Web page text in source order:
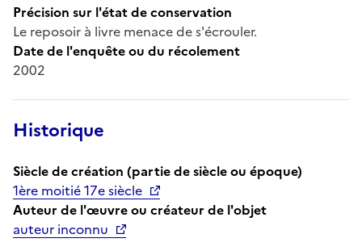
Précision sur l'état de conservation
Le reposoir à livre menace de s'écrouler.
Date de l'enquête ou du récolement
2002
Historique
Siècle de création (partie de siècle ou époque)
1ère moitié 17e siècle
Auteur de l'œuvre ou créateur de l'objet
auteur inconnu